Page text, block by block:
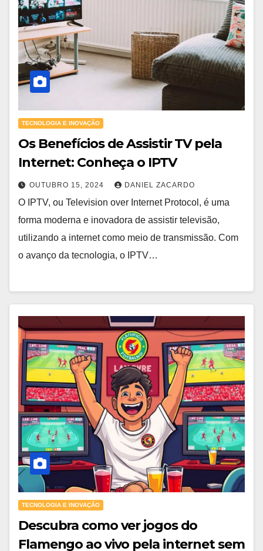
TECNOLOGIA E INOVAÇÃO
Os Benefícios de Assistir TV pela
Internet: Conheça o IPTV
OUTUBRO 15, 2024 DANIEL ZACARDO
O IPTV, ou Television over Internet Protocol, é uma
forma moderna e inovadora de assistir televisão,
utilizando a internet como meio de transmissão. Com
o avanço da tecnologia, o IPTV…
TECNOLOGIA E INOVAÇÃO
Descubra como ver jogos do
Flamengo ao vivo pela internet sem